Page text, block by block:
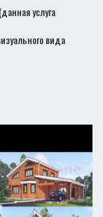
услуга
вида